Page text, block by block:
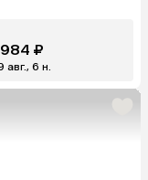
₽
авг., 6 н.